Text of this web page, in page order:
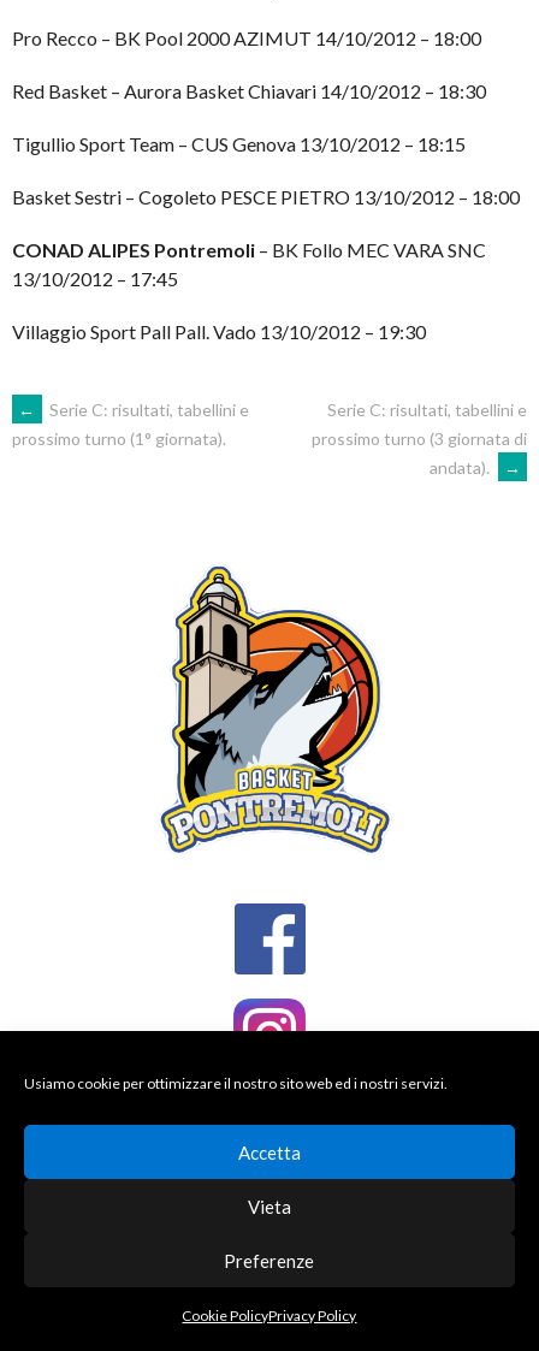
Usiamo cookie per ottimizzare il nostro sito web ed i nostri servizi.
Accetta
Vieta
Preferenze
Cookie PolicyPrivacy Policy
Pro Recco – BK Pool 2000 AZIMUT 14/10/2012 – 18:00
Red Basket – Aurora Basket Chiavari 14/10/2012 – 18:30
Tigullio Sport Team – CUS Genova 13/10/2012 – 18:15
Basket Sestri – Cogoleto PESCE PIETRO 13/10/2012 – 18:00
CONAD ALIPES Pontremoli – BK Follo MEC VARA SNC
13/10/2012 – 17:45
Villaggio Sport Pall Pall. Vado 13/10/2012 – 19:30
POST
←
Serie C: risultati, tabellini e
prossimo turno (1° giornata).
Serie C: risultati, tabellini e
prossimo turno (3 giornata di
andata).
→
DESIGNED BY THEMEBOY